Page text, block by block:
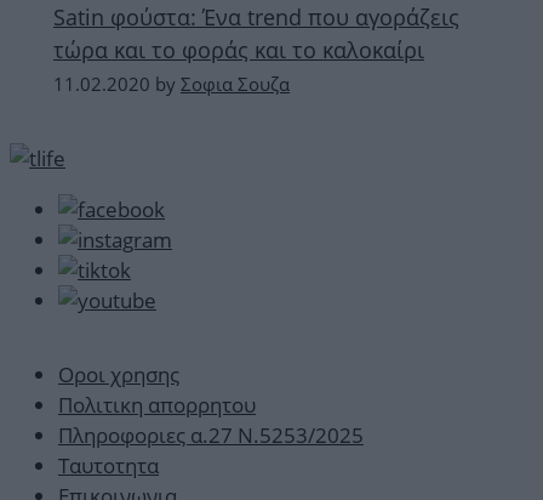
Satin φούστα: Ένα trend που αγοράζεις
τώρα και το φοράς και το καλοκαίρι
11.02.2020 by Σοφια Σουζα
Οροι χρησης
Πολιτικη απορρητου
Πληροφοριες α.27 Ν.5253/2025
Ταυτοτητα